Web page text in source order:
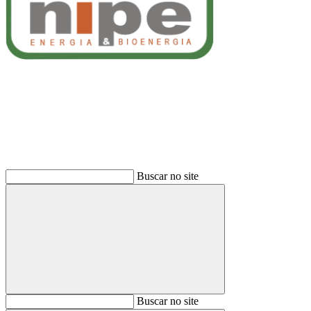
Buscar no site
BuscarBuscar no site